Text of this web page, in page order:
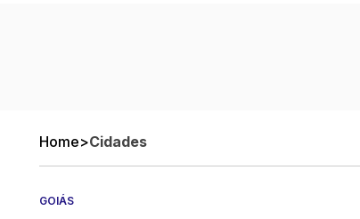
Home>Cidades
GOIÁS